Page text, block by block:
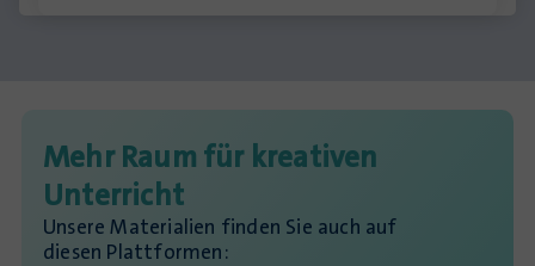
Mehr Raum für kreativen
Unterricht
Unsere Materialien finden Sie auch auf
diesen Plattformen: